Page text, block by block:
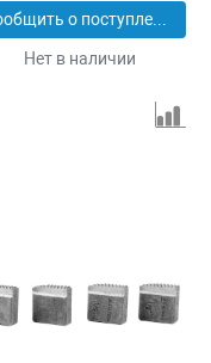
Сообщить о поступлении
Нет в наличии